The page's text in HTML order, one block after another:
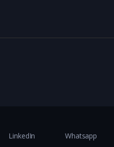
LinkedIn Whatsapp